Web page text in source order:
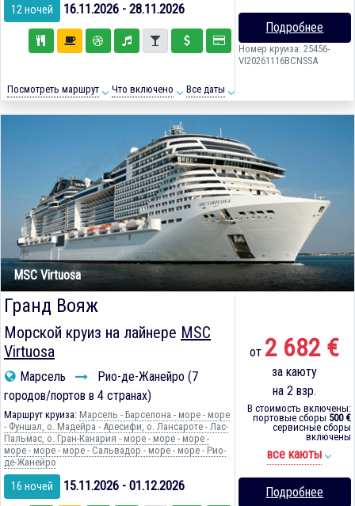
12 ночей 16.11.2026 - 28.11.2026
Посмотреть маршрут Что включено Все даты
Подробнее
Номер круиза: 25456-
VI20261116BCNSSA
MSC Virtuosa
Гранд Вояж
Морской круиз на лайнере MSC
Virtuosa
Марсель
Рио-де-Жанейро (7
городов/портов в 4 странах)
Маршрут круиза: Марсель - Барселона - море - море
- Фуншал, о. Мадейра - Аресифи, о. Лансароте - Лас-
Пальмас, о. Гран-Канария - море - море - море -
море - море - море - Сальвадор - море - море - Рио-
де-Жанейро
16 ночей 15.11.2026 - 01.12.2026
от 2 682 €
за каюту
на 2 взр.
В стоимость включены:
портовые сборы 500 €
сервисные сборы
включены
все каюты
Подробнее